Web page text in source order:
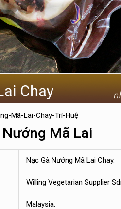
Mã-Lai-Chay-Trí-Huệ
Mã Lai
Nạc Gà Nướng Mã Lai Chay.
Willing Vegetarian Supplier
Malaysia.